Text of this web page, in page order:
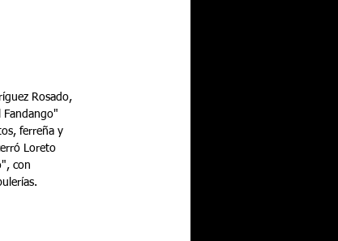
Rosado,
Fandango"
ferreña y
Loreto
con